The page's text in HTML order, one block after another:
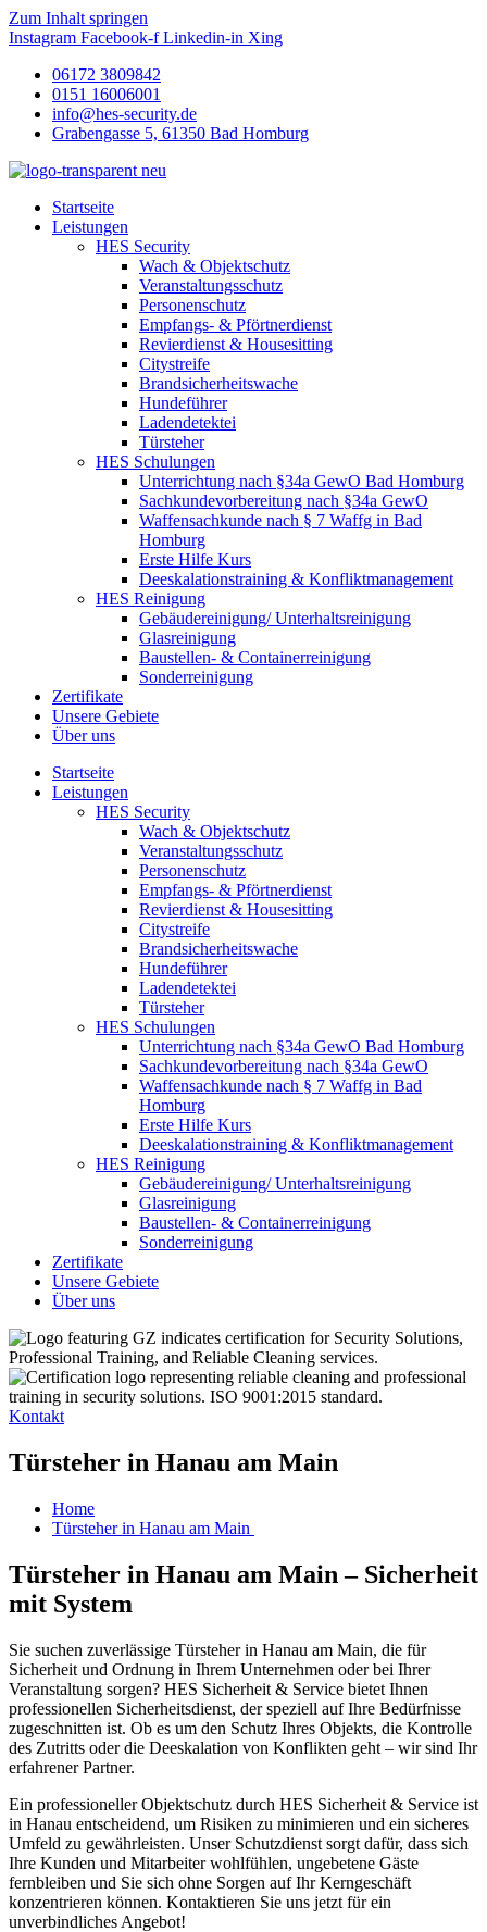
Zum Inhalt springen
Instagram Facebook-f Linkedin-in Xing
06172 3809842
0151 16006001
info@hes-security.de
Grabengasse 5, 61350 Bad Homburg
Startseite
Leistungen
HES Security
Wach & Objektschutz
Veranstaltungsschutz
Personenschutz
Empfangs- & Pförtnerdienst
Revierdienst & Housesitting
Citystreife
Brandsicherheitswache
Hundeführer
Ladendetektei
Türsteher
HES Schulungen
Unterrichtung nach §34a GewO Bad Homburg
Sachkundevorbereitung nach §34a GewO
Waffensachkunde nach § 7 Waffg in Bad
Homburg
Erste Hilfe Kurs
Deeskalationstraining & Konfliktmanagement
HES Reinigung
Gebäudereinigung/ Unterhaltsreinigung
Glasreinigung
Baustellen- & Containerreinigung
Sonderreinigung
Zertifikate
Unsere Gebiete
Über uns
Startseite
Leistungen
HES Security
Wach & Objektschutz
Veranstaltungsschutz
Personenschutz
Empfangs- & Pförtnerdienst
Revierdienst & Housesitting
Citystreife
Brandsicherheitswache
Hundeführer
Ladendetektei
Türsteher
HES Schulungen
Unterrichtung nach §34a GewO Bad Homburg
Sachkundevorbereitung nach §34a GewO
Waffensachkunde nach § 7 Waffg in Bad
Homburg
Erste Hilfe Kurs
Deeskalationstraining & Konfliktmanagement
HES Reinigung
Gebäudereinigung/ Unterhaltsreinigung
Glasreinigung
Baustellen- & Containerreinigung
Sonderreinigung
Zertifikate
Unsere Gebiete
Über uns
Kontakt
Türsteher in Hanau am Main
Home
Türsteher in Hanau am Main
Türsteher in Hanau am Main – Sicherheit
mit System
Sie suchen zuverlässige Türsteher in Hanau am Main, die für
Sicherheit und Ordnung in Ihrem Unternehmen oder bei Ihrer
Veranstaltung sorgen? HES Sicherheit & Service bietet Ihnen
professionellen Sicherheitsdienst, der speziell auf Ihre Bedürfnisse
zugeschnitten ist. Ob es um den Schutz Ihres Objekts, die Kontrolle
des Zutritts oder die Deeskalation von Konflikten geht – wir sind Ihr
erfahrener Partner.
Ein professioneller Objektschutz durch HES Sicherheit & Service ist
in Hanau entscheidend, um Risiken zu minimieren und ein sicheres
Umfeld zu gewährleisten. Unser Schutzdienst sorgt dafür, dass sich
Ihre Kunden und Mitarbeiter wohlfühlen, ungebetene Gäste
fernbleiben und Sie sich ohne Sorgen auf Ihr Kerngeschäft
konzentrieren können. Kontaktieren Sie uns jetzt für ein
unverbindliches Angebot!